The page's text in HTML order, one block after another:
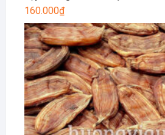
160.000₫